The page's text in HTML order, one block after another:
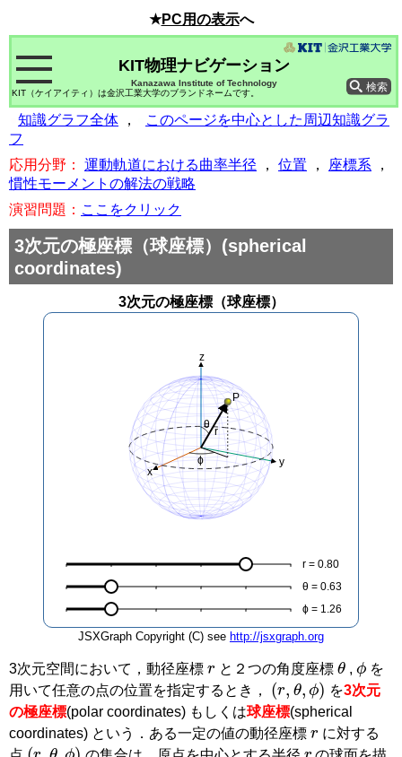
★PC用の表示へ
Kanazawa Institute of Technology
KIT物理ナビゲーション
KIT（ケイアイティ）は金沢工業大学のブランドネームです。
知識グラフ全体 ，
このページを中心とした周辺知識グラ
フ
応用分野：
運動軌道における曲率半径 ， 位置 ， 座標系 ，
慣性モーメントの解法の戦略
演習問題： ここをクリック
3次元の極座標（球座標） (spherical
coordinates)
3次元の極座標（球座標）
x
y
z
r = 0.80
θ = 0.63
ϕ = 1.26
P
r
θ
ϕ
JSXGraph Copyright (C) see http://jsxgraph.org
3次元空間において，動径座標 と２つの角度座標
θ
,
ϕ
を
用いて任意の点の位置を指定するとき，
(r,θ,ϕ)
を3次元
の極座標(polar coordinates) もしくは球座標(spherical
coordinates) という．ある一定の値の動径座標
に対する
( ,ϕ r